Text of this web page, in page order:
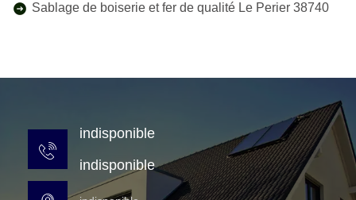
Sablage de boiserie et fer de qualité Le Perier 38740
indisponible
indisponible